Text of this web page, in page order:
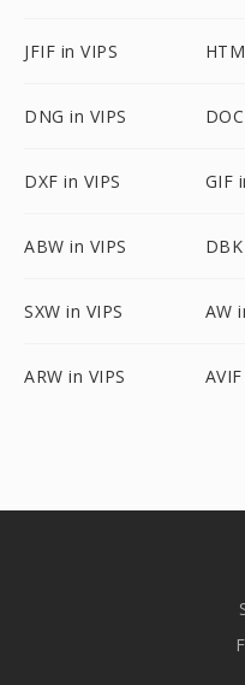
JFIF in VIPS
DNG in VIPS
DXF in VIPS GIF
ABW in VIPS
SXW in VIPS AW
ARW in VIPS